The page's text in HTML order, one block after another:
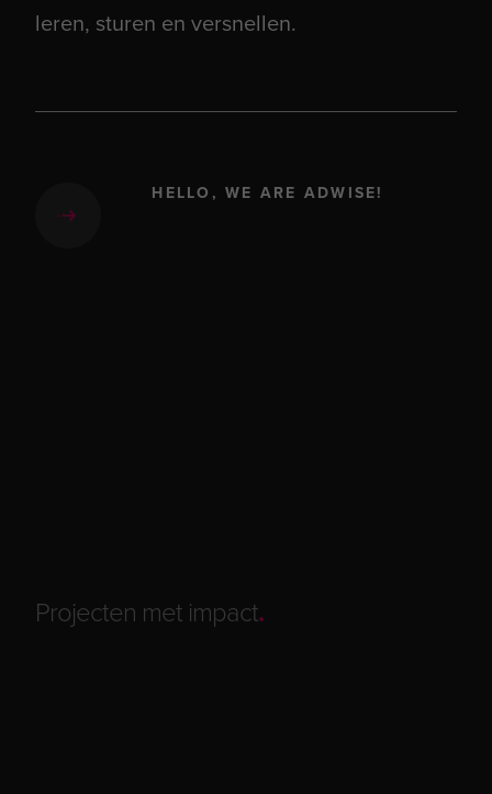
leren, sturen en versnellen.
HELLO, WE ARE ADWISE!
Projecten met impact.